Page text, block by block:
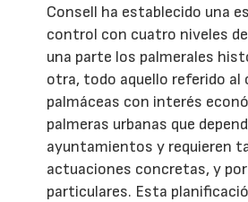
Consell ha establecido una
control con cuatro niveles
una parte los palmerales
otra, todo aquello referido al
palmáceas con interés
palmeras urbanas que
ayuntamientos y requieren
actuaciones concretas, y
particulares. Esta